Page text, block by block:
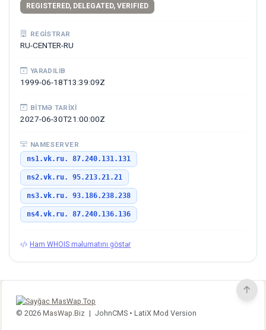
REGISTERED, DELEGATED, VERIFIED
REGISTRAR
RU-CENTER-RU
YARADILIB
1999-06-18T13:39:09Z
BITMƏ TARIXI
2027-06-30T21:00:00Z
NAMESERVER
ns1.vk.ru. 87.240.131.131
ns2.vk.ru. 95.213.21.21
ns3.vk.ru. 93.186.238.238
ns4.vk.ru. 87.240.136.136
Ham WHOIS məlumatını göstər
© 2026MasWap.Biz | JohnCMS •LatiX Mod Version